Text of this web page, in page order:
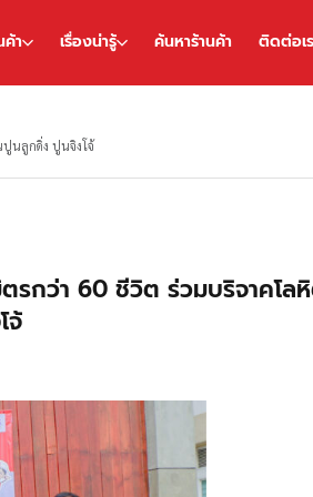
ค้า เรื่องน่ารู้ ค้นหาร้านค้า ติดต่อเ
นลูกดิ่ง ปูนจิงโจ้
กว่า 60 ชีวิต ร่วมบริจาคโล
จ้